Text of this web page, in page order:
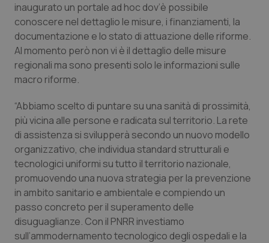
Campania
Emilia-Romagna
Friuli Venezia Giulia
Lazio
Liguria
Lombardia
Marche
Molise
Car-T
Colesterolo & coronaropatie
Dermatite Atopica
Diabete & glucometri
Disturbi dell’umore
Dolore
Donna & Salute
Epatiti
inaugurato un portale ad hoc dov’è possibile
conoscere nel dettaglio le misure, i finanziamenti, la
documentazione e lo stato di attuazione delle riforme.
Al momento però non vi è il dettaglio delle misure
regionali ma sono presenti solo le informazioni sulle
macro riforme.
“Abbiamo scelto di puntare su una sanità di prossimità,
più vicina alle persone e radicata sul territorio. La rete
di assistenza si svilupperà secondo un nuovo modello
organizzativo, che individua standard strutturali e
tecnologici uniformi su tutto il territorio nazionale,
promuovendo una nuova strategia per la prevenzione
in ambito sanitario e ambientale e compiendo un
passo concreto per il superamento delle
disuguaglianze. Con il PNRR investiamo
sull’ammodernamento tecnologico degli ospedali e la